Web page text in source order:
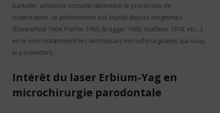
partielle, améliore considérablement le processus de
cicatrisation : le phénomène est étudié depuis longtemps
(Donnefeld 1964, Pleifer 1965, Bragger 1988, Stafilino 1974, etc…)
et ce sont notamment les techniques microchirurgicales qui nous
le permettent.
Intérêt du laser Erbium-Yag en
microchirurgie parodontale